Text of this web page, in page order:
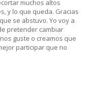
muchos altos
y lo que queda. Gracias
se abstuvo. Yo voy a
pretender cambiar
guste o creamos que
participar que no